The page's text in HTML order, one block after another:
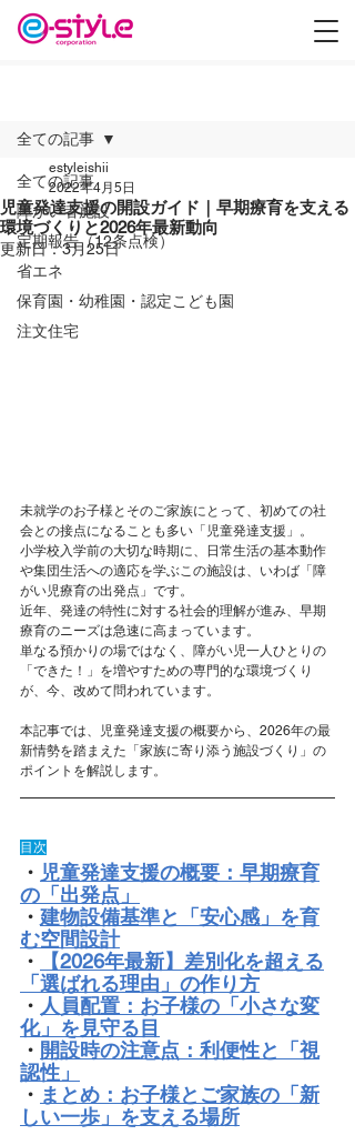
全ての記事
障がい者施設
定期報告（12条点検）
省エネ
保育園・幼稚園・認定こども園
注文住宅
全ての記事
児童発達支援の開設ガイド｜早期療育を支える
環境づくりと2026年最新動向
estyleishii
2022年4月5日
更新日：3月25日
未就学のお子様とそのご家族にとって、初めての社
会との接点になることも多い「児童発達支援」。
小学校入学前の大切な時期に、日常生活の基本動作
や集団生活への適応を学ぶこの施設は、いわば「障
がい児療育の出発点」です。
近年、発達の特性に対する社会的理解が進み、早期
療育のニーズは急速に高まっています。
単なる預かりの場ではなく、障がい児一人ひとりの
「できた！」を増やすための専門的な環境づくり
が、今、改めて問われています。
本記事では、児童発達支援の概要から、2026年の最
新情勢を踏まえた「家族に寄り添う施設づくり」の
ポイントを解説します。
目次
・ 児童発達支援の概要：早期療育
の「出発点」
・ 建物設備基準と「安心感」を育
む空間設計
・
【2026年最新】差別化を超える
「選ばれる理由」の作り方
・ 人員配置：お子様の「小さな変
化」を見守る目
・ 開設時の注意点：利便性と「視
認性」
・ まとめ：お子様とご家族の「新
しい一歩」を支える場所